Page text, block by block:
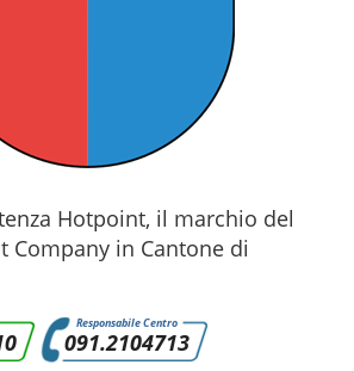
Hotpoint, il marchio del
Company in Cantone di
Responsabile Centro
091.2104713